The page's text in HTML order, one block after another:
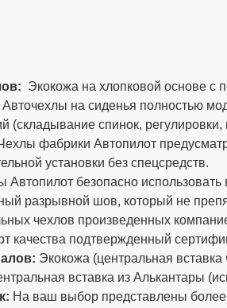
Экокожа на хлопковой основе с
Авточехлы на сиденья полностью
(складывание спинок,
фабрики Автопилот
установки без спецсредств.
Автопилот безопасно
разрывной шов, который не
чехлов произведенных
качества подтвержденный
Экокожа (центральная
вставка из Алькантары
На ваш выбор представлены